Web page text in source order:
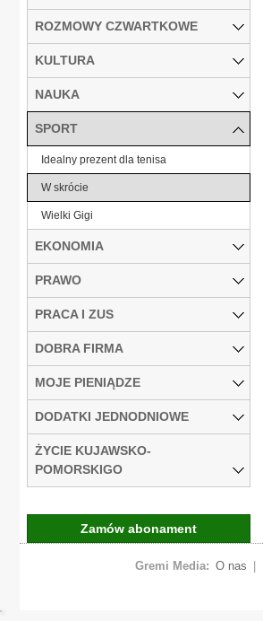
ROZMOWY CZWARTKOWE
KULTURA
NAUKA
SPORT
Idealny prezent dla tenisa
W skrócie
Wielki Gigi
EKONOMIA
PRAWO
PRACA I ZUS
DOBRA FIRMA
MOJE PIENIĄDZE
DODATKI JEDNODNIOWE
ŻYCIE KUJAWSKO-
POMORSKIGO
Zamów abonament
Gremi Media: O nas